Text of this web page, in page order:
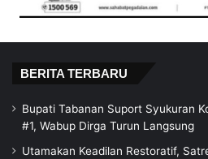
BERITA TERBARU
Bupati Tabanan Suport Syukuran
#1, Wabup Dirga Turun Langsung
Utamakan Keadilan Restoratif,